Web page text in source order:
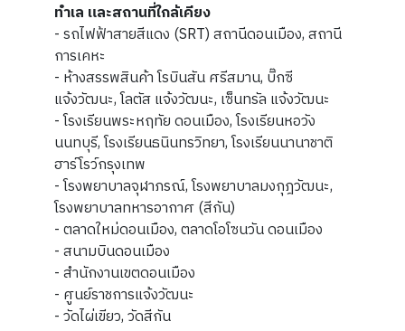
ทำเล และสถานที่ใกล้เคียง
- รถไฟฟ้าสายสีแดง (SRT) สถานีดอนเมือง, สถานี
การเคหะ
- ห้างสรรพสินค้า โรบินสัน ศรีสมาน, บิ๊กซี
แจ้งวัฒนะ, โลตัส แจ้งวัฒนะ, เซ็นทรัล แจ้งวัฒนะ
- โรงเรียนพระหฤทัย ดอนเมือง, โรงเรียนหอวัง
นนทบุรี, โรงเรียนธนินทรวิทยา, โรงเรียนนานาชาติ
ฮาร์โรว์กรุงเทพ
- โรงพยาบาลจุฬาภรณ์, โรงพยาบาลมงกุฎวัฒนะ,
โรงพยาบาลทหารอากาศ (สีกัน)
- ตลาดใหม่ดอนเมือง, ตลาดโอโซนวัน ดอนเมือง
- สนามบินดอนเมือง
- สำนักงานเขตดอนเมือง
- ศูนย์ราชการแจ้งวัฒนะ
- วัดไผ่เขียว, วัดสีกัน